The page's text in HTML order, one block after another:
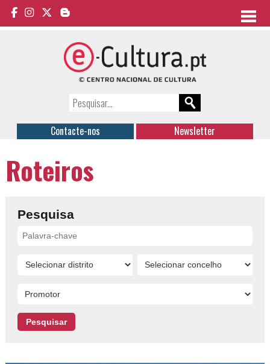
Contacte-nos Newsletter
Roteiros
Pesquisa